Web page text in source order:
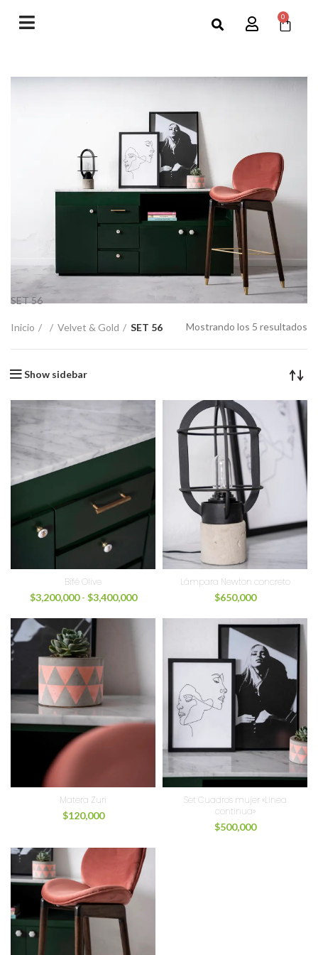
0
SET 56
Inicio Velvet & Gold SET 56 Mostrando los 5 resultados
Show sidebar
Bifé Olive
$3,200,000 - $3,400,000
Lámpara Newton concreto
$650,000
Matera Zuri
$120,000
Set Cuadros mujer «Linea
continua»
$500,000